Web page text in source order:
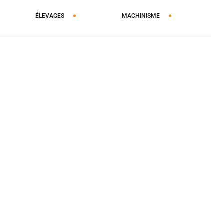
ÉLEVAGES MACHINISME